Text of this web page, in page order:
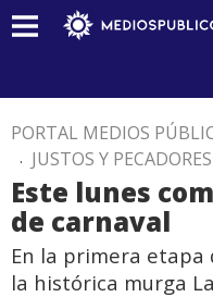
PORTAL MEDIOS
. JUSTOS Y PECADORES
Este lunes
de carnaval
En la primera etapa
la histórica murga